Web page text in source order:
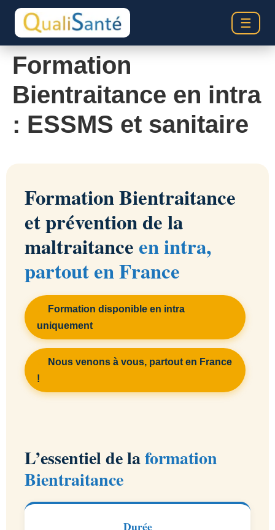
☰
Formation
Bientraitance en intra
: ESSMS et sanitaire
Formation Bientraitance
et prévention de la
maltraitanceen intra,
partout en France
Formation disponible en intra
uniquement
Nous venons à vous, partout en France
!
L’essentiel de laformation
Bientraitance
Durée